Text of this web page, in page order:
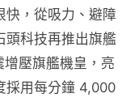
快，從吸力、避障
頭科技再推出旗艦
壓旗艦機皇，亮
採用每分鐘 4,000